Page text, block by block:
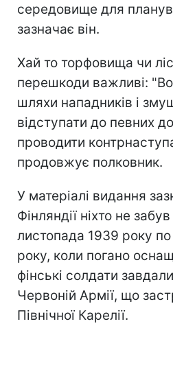
середовище для
зазначає він.
Хай то торфовища чи
перешкоди важливі:
шляхи нападників і
відступати до певних
проводити
продовжує полковник.
У матеріалі видання
Фінляндії ніхто не
листопада 1939 року
року, коли погано
фінські солдати
Червоній Армії, що
Північної Карелії.